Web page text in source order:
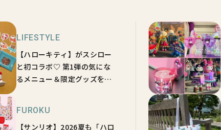
LIFESTYLE
【ハローキティ】がスシロー
と初コラボ♡ 第1弾の気にな
るメニュー＆限定グッズを総
FUROKU
【サンリオ】2026夏も「ハロ